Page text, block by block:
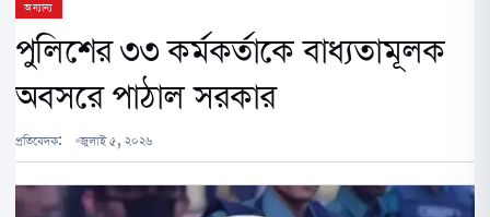
অন্যান্য
পুলিশের ৩৩ কর্মকর্তাকে বাধ্যতামূলক
অবসরে পাঠাল সরকার
প্রতিবেদক: জুলাই ৫, ২০২৬